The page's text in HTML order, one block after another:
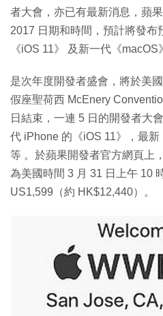
者大會，亦已有最新消息，蘋
2017 日期和時間，預計將發布
《iOS 11》 及新一代《macOS
是次年度開發者盛會，將於美
假座聖荷西 McEnery
日結束，一連 5 日的開發者大
代 iPhone 的《iOS 11》，最新
等 。於蘋果開發者官方網頁上
為美國時間 3 月 31 日上午 10
US1,599（約 HK$12,440）。